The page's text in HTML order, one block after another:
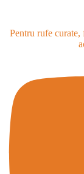
Pentru rufe